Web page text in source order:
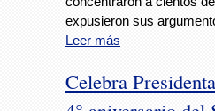
expusieron sus
Leer más
Celebra